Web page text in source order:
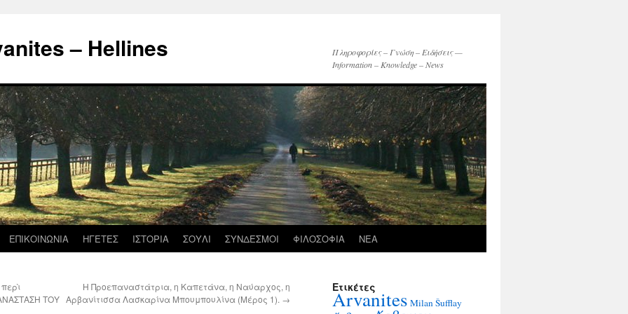
– Hellines
Πληροφορίες – Γνώση – Ειδήσεις —
Information – Knowledge – News
ΕΠΙΚΟΙΝΩΝΙΑ ΗΓΕΤΕΣ ΙΣΤΟΡΙΑ ΣΟΥΛΙ ΣΥΝΔΕΣΜΟΙ ΦΙΛΟΣΟΦΙΑ ΝΕΑ
ΤΟΥ
Η Προεπαναστάτρια, η Καπετάνα, η Ναύαρχος, η
Αρβανίτισσα Λασκαρίνα Μπουμπουλίνα (Μέρος 1). →
Ετικέτες
Arvanites Milan Šufflay